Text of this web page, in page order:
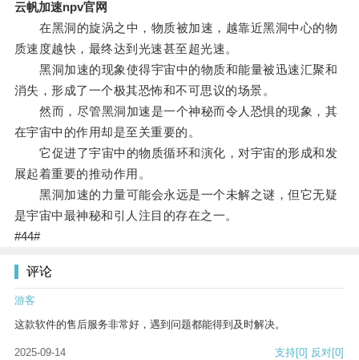
云帆加速npv官网
在黑洞的旋涡之中，物质被加速，越靠近黑洞中心的物
质速度越快，最终达到光速甚至超光速。
黑洞加速的现象使得宇宙中的物质和能量被迅速汇聚和
消失，形成了一个极其恐怖和不可思议的场景。
然而，尽管黑洞加速是一个神秘而令人恐惧的现象，其
在宇宙中的作用却是至关重要的。
它促进了宇宙中的物质循环和演化，对宇宙的形成和发
展起着重要的推动作用。
黑洞加速的力量可能会永远是一个未解之谜，但它无疑
是宇宙中最神秘和引人注目的存在之一。
#44#
评论
游客
这款软件的售后服务非常好，遇到问题都能得到及时解决。
2025-09-14 支持[0] 反对[0]